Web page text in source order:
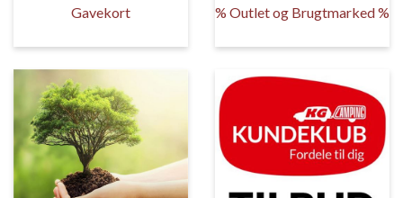
Gavekort % Outlet og Brugtmarked %